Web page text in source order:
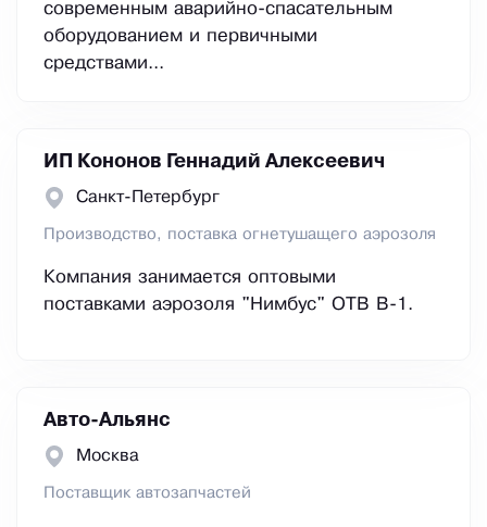
современным аварийно-спасательным
оборудованием и первичными
средствами...
ИП Кононов Геннадий Алексеевич
Санкт-Петербург
Производство, поставка огнетушащего аэрозоля
Компания занимается оптовыми
поставками аэрозоля "Нимбус" ОТВ В-1.
Авто-Альянс
Москва
Поставщик автозапчастей